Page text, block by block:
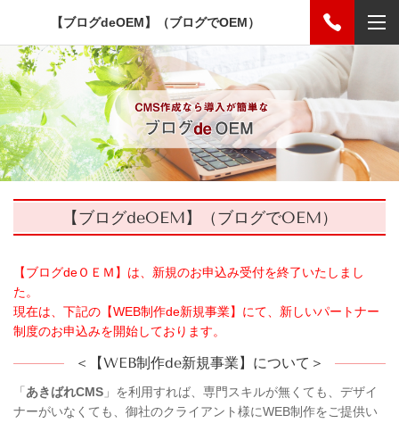
【ブログdeOEM】（ブログでOEM）
【ブログdeOEM】（ブログでOEM）
【ブログdeＯＥＭ】は、新規のお申込み受付を終了いたしまし
た。
現在は、下記の【WEB制作de新規事業】にて、新しいパートナー
制度のお申込みを開始しております。
＜【WEB制作de新規事業】について＞
「 あきばれCMS 」を利用すれば、専門スキルが無くても、デザイ
ナーがいなくても、御社のクライアント様にWEB制作をご提供い